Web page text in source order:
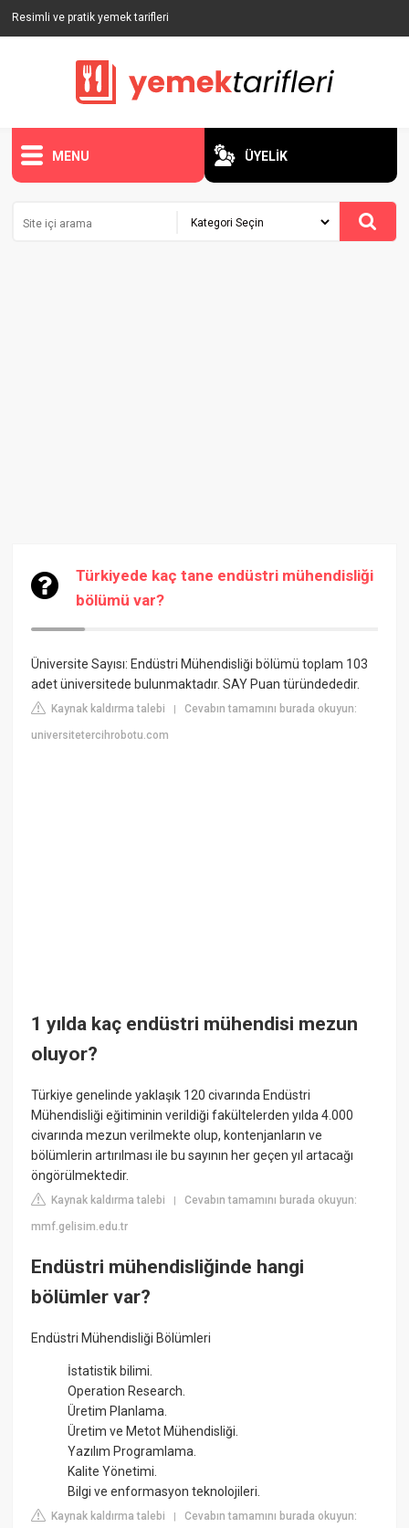
Resimli ve pratik yemek tarifleri
MENU ÜYELİK
Türkiyede kaç tane endüstri mühendisliği
bölümü var?
Üniversite Sayısı: Endüstri Mühendisliği bölümü toplam 103
adet üniversitede bulunmaktadır. SAY Puan türündededir.
Kaynak kaldırma talebi |Cevabın tamamını burada okuyun:
universitetercihrobotu.com
1 yılda kaç endüstri mühendisi mezun
oluyor?
Türkiye genelinde yaklaşık 120 civarında Endüstri
Mühendisliği eğitiminin verildiği fakültelerden yılda 4.000
civarında mezun verilmekte olup, kontenjanların ve
bölümlerin artırılması ile bu sayının her geçen yıl artacağı
öngörülmektedir.
Kaynak kaldırma talebi |Cevabın tamamını burada okuyun:
mmf.gelisim.edu.tr
Endüstri mühendisliğinde hangi
bölümler var?
Endüstri Mühendisliği Bölümleri
İstatistik bilimi.
Operation Research.
Üretim Planlama.
Üretim ve Metot Mühendisliği.
Yazılım Programlama.
Kalite Yönetimi.
Bilgi ve enformasyon teknolojileri.
Kaynak kaldırma talebi |Cevabın tamamını burada okuyun: